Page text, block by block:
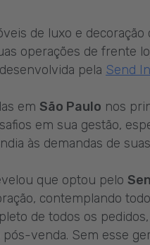
de luxo e
operações de frente
pela Send
em São Paulo nos
em sua gestão,
às demandas de
que optou pelo
contemplando
de todos os
venda. Sem esse